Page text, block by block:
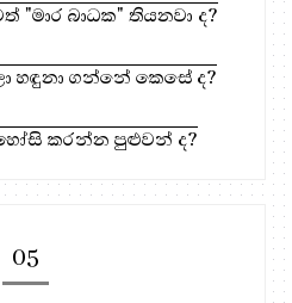
"මාර බාධක" තියනවා ද?
හඳුනා ගන්නේ කෙසේ ද?
කරන්න පුළුවන් ද?
05